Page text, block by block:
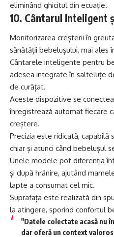
eliminând ghicitul din ecuație.
10. Cântarul Inteligent
Monitorizarea creșterii în
sănătății bebelușului, mai ales
Cântarele inteligente pentru
adesea integrate în salteluțe
de curățat.
Aceste dispozitive se
înregistrează automat fiecare
creștere.
Precizia este ridicată, capabilă
chiar și atunci când bebelușul
Unele modele pot diferenția
și după hrănire, ajutând
lapte a consumat cel mic.
Suprafața este realizată din
la atingere, sporind confortul
"Datele colectate acasă nu
dar oferă un context